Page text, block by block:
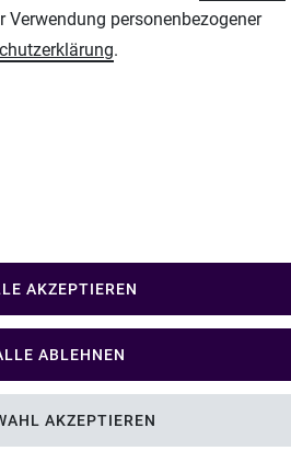
- Tierbedarf
Verwendung personenbezogener
.
AKZEPTIEREN
ABLEHNEN
AKZEPTIEREN